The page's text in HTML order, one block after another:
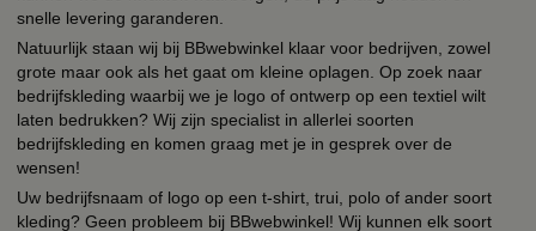
snelle levering garanderen.
Natuurlijk staan wij bij BBwebwinkel klaar voor bedrijven, zowel
grote maar ook als het gaat om kleine oplagen. Op zoek naar
bedrijfskleding waarbij we je logo of ontwerp op een textiel wilt
laten bedrukken? Wij zijn specialist in allerlei soorten
bedrijfskleding en komen graag met je in gesprek over de
wensen!
Uw bedrijfsnaam of logo op een t-shirt, trui, polo of ander soort
kleding? Geen probleem bij BBwebwinkel! Wij kunnen elk soort